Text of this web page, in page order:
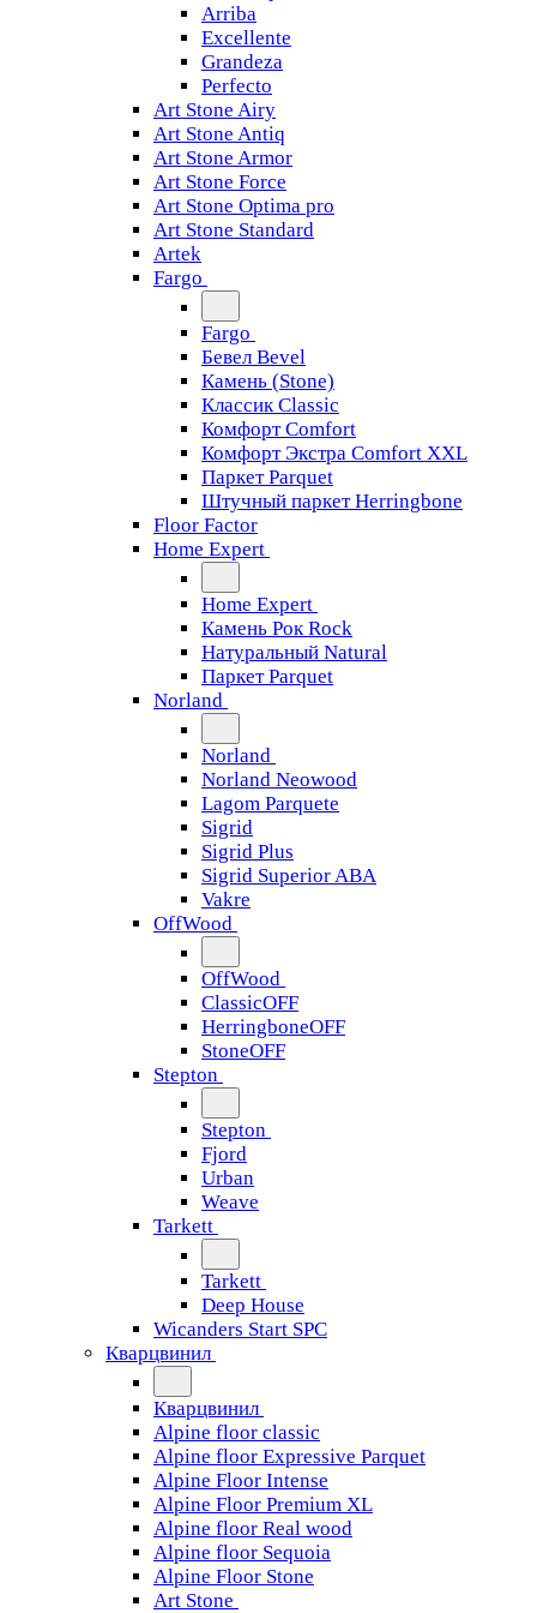
Arriba
Excellente
Grandeza
Perfecto
Art Stone Airy
Art Stone Antiq
Art Stone Armor
Art Stone Force
Art Stone Optima pro
Art Stone Standard
Artek
Fargo
Fargo
Бевел Bevel
Камень (Stone)
Классик Classic
Комфорт Comfort
Комфорт Экстра Comfort XXL
Паркет Parquet
Штучный паркет Herringbone
Floor Factor
Home Expert
Home Expert
Камень Рок Rock
Натуральный Natural
Паркет Parquet
Norland
Norland
Norland Neowood
Lagom Parquete
Sigrid
Sigrid Plus
Sigrid Superior ABA
Vakre
OffWood
OffWood
ClassicOFF
HerringboneOFF
StoneOFF
Stepton
Stepton
Fjord
Urban
Weave
Tarkett
Tarkett
Deep House
Wicanders Start SPC
Кварцвинил
Кварцвинил
Alpine floor classic
Alpine floor Expressive Parquet
Alpine Floor Intense
Alpine Floor Premium XL
Alpine floor Real wood
Alpine floor Sequoia
Alpine Floor Stone
Art Stone